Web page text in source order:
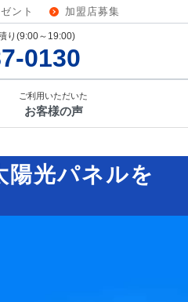
ント 加盟店募集
り(9:00～19:00)
0130
ご利用いただいた
お客様の声
陽光パネルを